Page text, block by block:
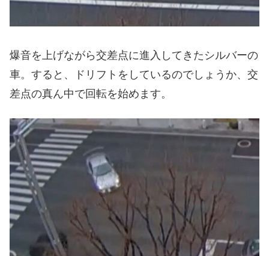
爆音を上げながら交差点に進入してきたシルバーの
車。すると、ドリフトをしているのでしょうか、交
差点の真ん中で回転を始めます。